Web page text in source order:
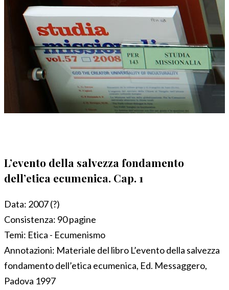
L’evento della salvezza fondamento
dell’etica ecumenica. Cap. 1
Data: 2007 (?)
Consistenza: 90 pagine
Temi: Etica - Ecumenismo
Annotazioni: Materiale del libro L’evento della salvezza
fondamento dell’etica ecumenica, Ed. Messaggero,
Padova 1997